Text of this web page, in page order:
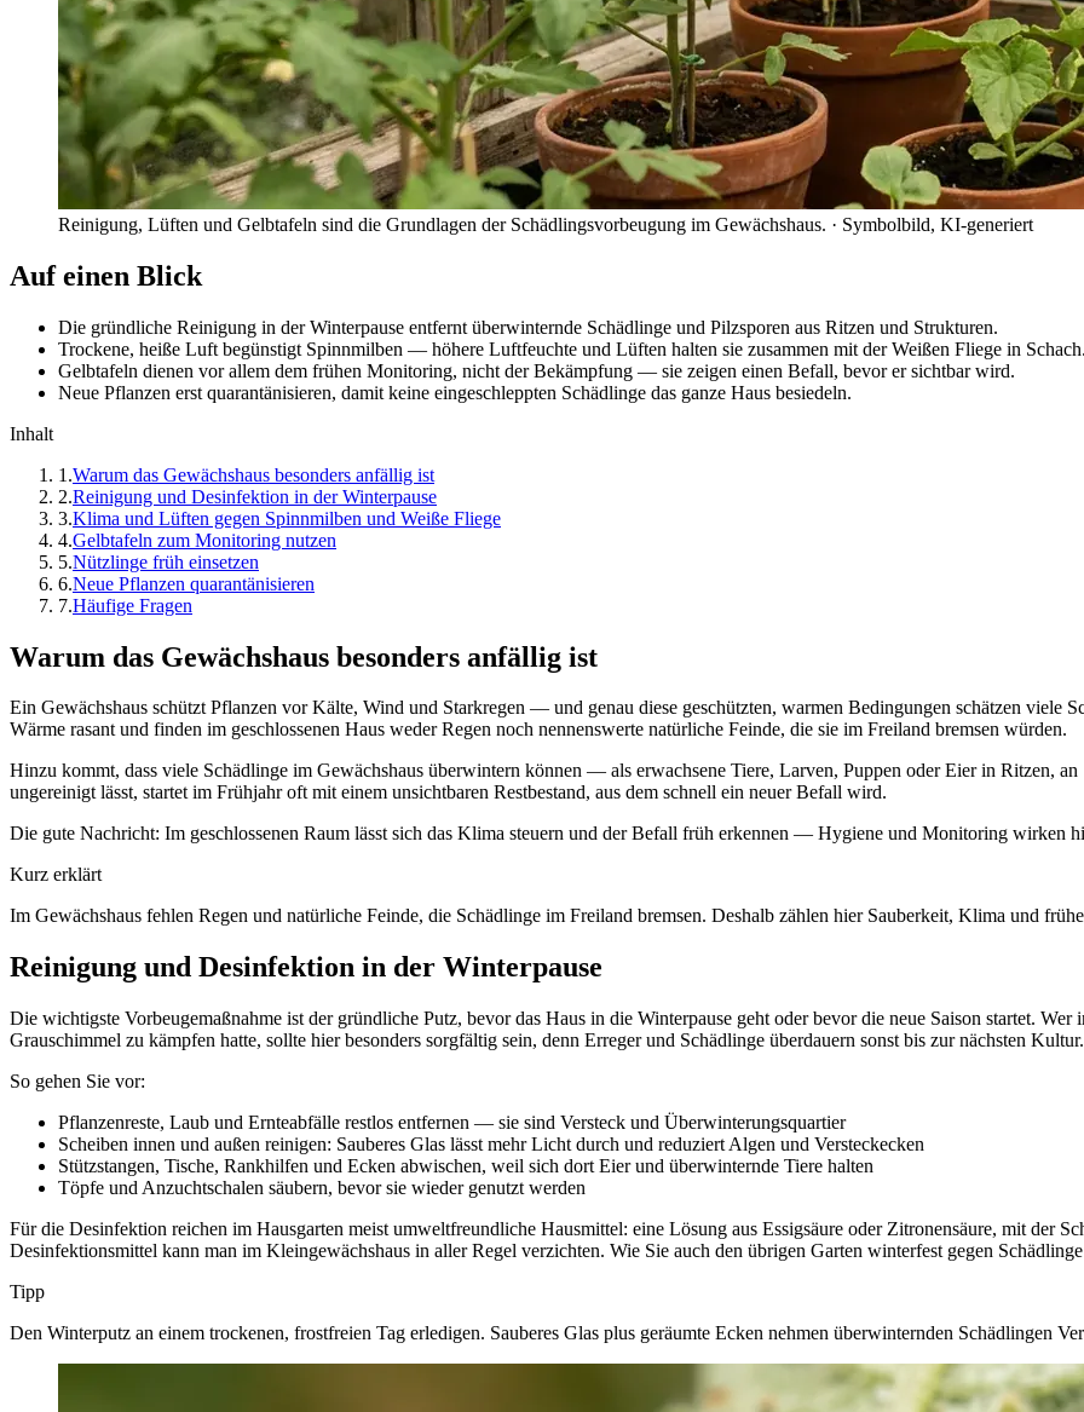
Reinigung, Lüften und Gelbtafeln sind die Grundlagen der Schädlingsvorbeugung im Gewächshaus. · Symbolbild, KI-generiert
Auf einen Blick
Die gründliche Reinigung in der Winterpause entfernt überwinternde Schädlinge und Pilzsporen aus Ritzen und Strukturen.
Trockene, heiße Luft begünstigt Spinnmilben — höhere Luftfeuchte und Lüften halten sie zusammen mit der Weißen Fliege in
Gelbtafeln dienen vor allem dem frühen Monitoring, nicht der Bekämpfung — sie zeigen einen Befall, bevor er sichtbar wird.
Neue Pflanzen erst quarantänisieren, damit keine eingeschleppten Schädlinge das ganze Haus besiedeln.
Inhalt
1 .Warum das Gewächshaus besonders anfällig ist
2.Reinigung und Desinfektion in der Winterpause
3.Klima und Lüften gegen Spinnmilben und Weiße Fliege
4.Gelbtafeln zum Monitoring nutzen
5.Nützlinge früh einsetzen
6.Neue Pflanzen quarantänisieren
7.Häufige Fragen
Warum das Gewächshaus besonders anfällig ist
Ein Gewächshaus schützt Pflanzen vor Kälte, Wind und Starkregen — und genau diese geschützten, warmen Bedingungen schätzen viele
Wärme rasant und finden im geschlossenen Haus weder Regen noch nennenswerte natürliche Feinde, die sie im Freiland bremsen würden.
Hinzu kommt, dass viele Schädlinge im Gewächshaus überwintern können — als erwachsene Tiere, Larven, Puppen oder Eier in Ritzen,
ungereinigt lässt, startet im Frühjahr oft mit einem unsichtbaren Restbestand, aus dem schnell ein neuer Befall wird.
Die gute Nachricht: Im geschlossenen Raum lässt sich das Klima steuern und der Befall früh erkennen — Hygiene und Monitoring wirken
Kurz erklärt
Im Gewächshaus fehlen Regen und natürliche Feinde, die Schädlinge im Freiland bremsen. Deshalb zählen hier Sauberkeit, Klima und
Reinigung und Desinfektion in der Winterpause
Die wichtigste Vorbeugemaßnahme ist der gründliche Putz, bevor das Haus in die Winterpause geht oder bevor die neue Saison startet.
Grauschimmel zu kämpfen hatte, sollte hier besonders sorgfältig sein, denn Erreger und Schädlinge überdauern sonst bis zur nächsten Kultur.
So gehen Sie vor:
Pflanzenreste, Laub und Ernteabfälle restlos entfernen — sie sind Versteck und Überwinterungsquartier
Scheiben innen und außen reinigen: Sauberes Glas lässt mehr Licht durch und reduziert Algen und Versteckecken
Stützstangen, Tische, Rankhilfen und Ecken abwischen, weil sich dort Eier und überwinternde Tiere halten
Töpfe und Anzuchtschalen säubern, bevor sie wieder genutzt werden
Für die Desinfektion reichen im Hausgarten meist umweltfreundliche Hausmittel: eine Lösung aus Essigsäure oder Zitronensäure, mit der
Desinfektionsmittel kann man im Kleingewächshaus in aller Regel verzichten. Wie Sie auch den übrigen Garten winterfest gegen
Tipp
Den Winterputz an einem trockenen, frostfreien Tag erledigen. Sauberes Glas plus geräumte Ecken nehmen überwinternden Schädlingen